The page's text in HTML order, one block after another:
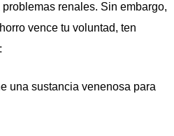
renales. Sin embargo,
vence tu voluntad, ten
una sustancia venenosa para